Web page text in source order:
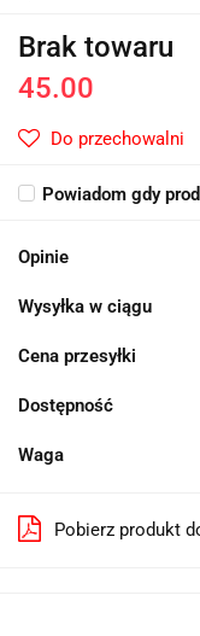
Brak towaru
45.00
Do przechowalni
Powiadom gdy
Opinie
Wysyłka w ciągu
Cena przesyłki
Dostępność
Waga
Pobierz produkt